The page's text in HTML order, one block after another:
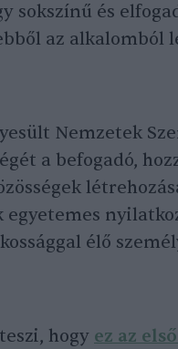
sokszínű és
az alkalomból
Nemzetek
a befogadó,
élő
hogy ez az